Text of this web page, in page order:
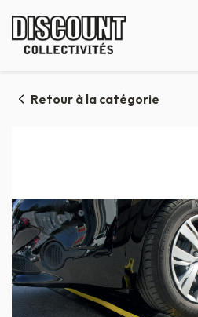
Retour à la catégorie